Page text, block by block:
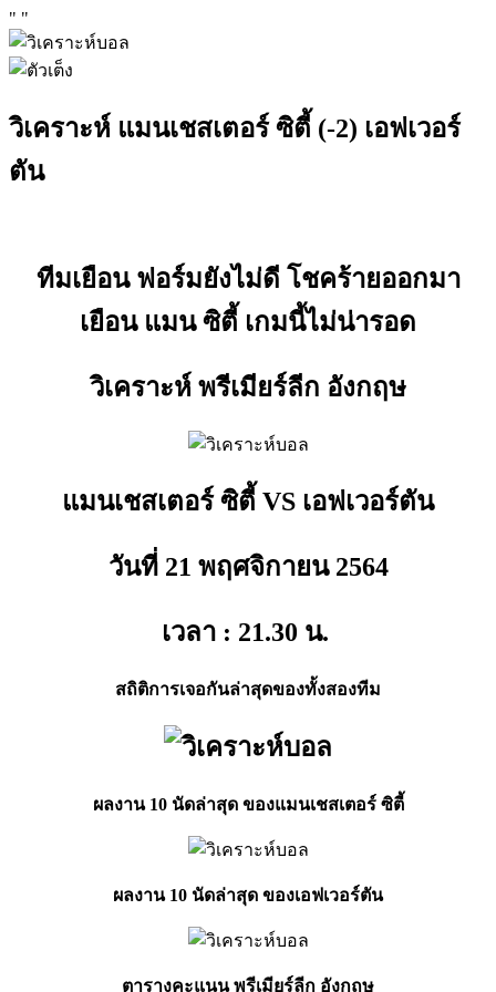
" "
วิเคราะห์ แมนเชสเตอร์ ซิตี้ (-2) เอฟเวอร์
ตัน
ทีมเยือน ฟอร์มยังไม่ดี โชคร้ายออกมา
เยือน แมน ซิตี้ เกมนี้ไม่น่ารอด
วิเคราะห์ พรีเมียร์ลีก อังกฤษ
แมนเชสเตอร์ ซิตี้ VS เอฟเวอร์ตัน
วันที่ 21 พฤศจิกายน2564
เวลา : 21.30 น.
สถิติการเจอกันล่าสุดของทั้งสองทีม
ผลงาน 10 นัดล่าสุด ของแมนเชสเตอร์ ซิตี้
ผลงาน 10 นัดล่าสุด ของเอฟเวอร์ตัน
ตารางคะแนน พรีเมียร์ลีก อังกฤษ